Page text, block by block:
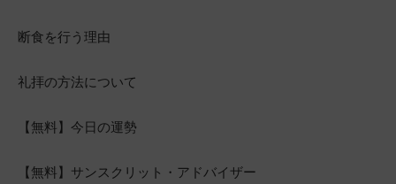
断食を行う理由
礼拝の方法について
【無料】今日の運勢
【無料】サンスクリット・アドバイザー